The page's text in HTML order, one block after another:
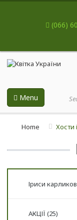
(066)
Menu
Home Хости
Іриси
АКЦІЇ (25)